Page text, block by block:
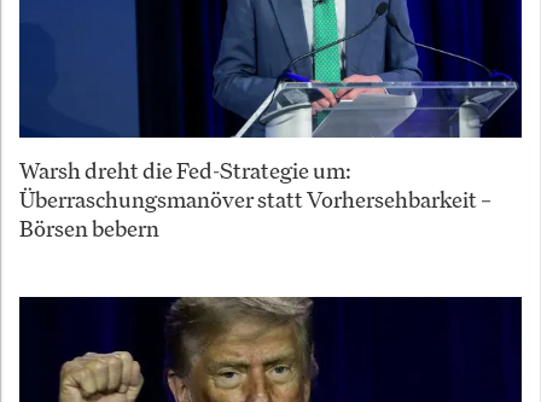
Warsh dreht die Fed-Strategie um:
Überraschungsmanöver statt Vorhersehbarkeit –
Börsen bebern